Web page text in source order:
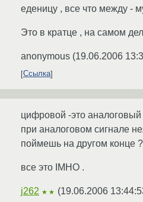
еденицу , все что между -
Это в кратце , на самом
anonymous (19.06.2006
Ссылка
цифровой -это
при аналоговом сигнале
поймешь на другом конце
все это IMHO .
j262 ★★ (19.06.2006